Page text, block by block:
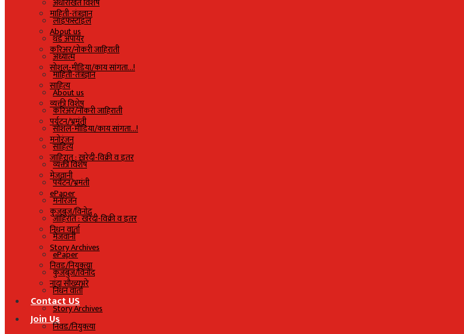
माहिती-तंत्रज्ञान
About us
करिअर/नोकरी जाहिराती
सोशल-मीडिया/काय सांगता…!
साहित्य
व्यक्ती विशेष
पर्यटन/भ्रमंती
मनोरंजन
जाहिरात : खरेदी-विक्री व इतर
मेजवानी
ePaper
कुजबुज/विनोद
निधन वार्ता
Story Archives
निवड/नियुक्त्या
नांदा सौख्यभरे
Contact US
Join Us
लाइफस्टाइल
थर्ड अंपायर
अध्यात्म
माहिती-तंत्रज्ञान
About us
करिअर/नोकरी जाहिराती
सोशल-मीडिया/काय सांगता…!
साहित्य
व्यक्ती विशेष
पर्यटन/भ्रमंती
मनोरंजन
जाहिरात : खरेदी-विक्री व इतर
मेजवानी
ePaper
कुजबुज/विनोद
निधन वार्ता
Story Archives
निवड/नियुक्त्या